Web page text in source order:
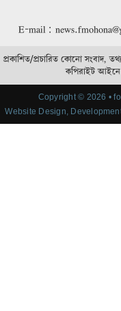
E-mail:
প্রকাশিত/প্রচারিত কোনো সংবাদ,
কপিরাইট আইনে
Copyright © 2026 •
Website Design,